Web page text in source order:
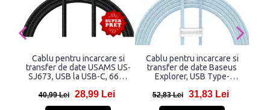
Cablu pentru incarcare si
transfer de date USAMS US-
SJ673, USB la USB-C, 66W,
40,99 Lei 28,99 Lei
Cablu pentru incarcare si
transfer de date Baseus
Explorer, USB Type-
Albastru
52,83 Lei 31,83 Lei